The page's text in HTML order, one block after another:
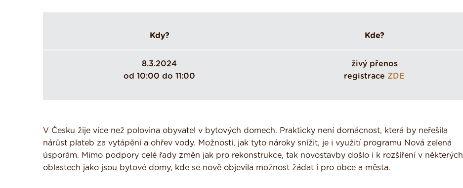
Kdy? Kde?
8.3.2024
od 10:00 do 11:00
živý přenos
registrace ZDE
V Česku žije více než polovina obyvatel v bytových domech. Prakticky není domácnost, která by neřešila
nárůst plateb za vytápění a ohřev vody. Možností, jak tyto nároky snížit, je i využití programu Nová zelená
úsporám. Mimo podpory celé řady změn jak pro rekonstrukce, tak novostavby došlo i k rozšíření v některých
oblastech jako jsou bytové domy, kde se nově objevila možnost žádat i pro obce a města.